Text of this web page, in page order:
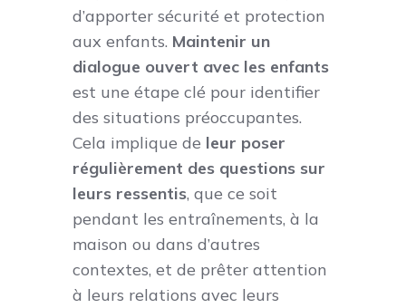
d’apporter sécurité et protection
aux enfants. Maintenir un
dialogue ouvert avec les enfants
est une étape clé pour identifier
des situations préoccupantes.
Cela implique de leur poser
régulièrement des questions sur
leurs ressentis, que ce soit
pendant les entraînements, à la
maison ou dans d’autres
contextes, et de prêter attention
à leurs relations avec leurs